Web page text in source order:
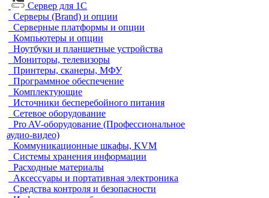
Сервер для 1С
Серверы (Brand) и опции
Серверные платформы и опции
Компьютеры и опции
Ноутбуки и планшетные устройства
Мониторы, телевизоры
Принтеры, сканеры, МФУ
Программное обеспечение
Комплектующие
Источники бесперебойного питания
Сетевое оборудование
Pro AV-оборудование (Профессиональное
аудио-видео)
Коммуникационные шкафы, KVM
Системы хранения информации
Расходные материалы
Аксессуары и портативная электроника
Средства контроля и безопасности